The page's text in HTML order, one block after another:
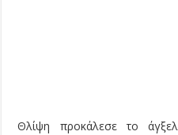
Θλίψη προκάλεσε το